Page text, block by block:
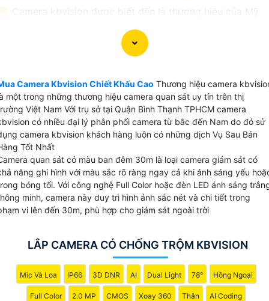
Camera kbvision được biết đến là thương hiệu của Mỹ
IP, camera wifi với thương hiệu kbone và camera
analog thông thường là HD CVI với chất lượng hình ảnh
dự án nhà nước do tính bảo mật cao dễ dàng tích
nhiều hệ thống.
Camera Kbvision Sản Xuất Ở Đâu
phẩm được sản xuất và nhập khẩu nguyên chiết từ Trung Quốc có nguồn
rõ ràng
Giá Camera Kbvision Như Thế Nào
Nguyễn Xí, P.26, Q. Bình Thạnh,TP. HCM
Thông tin về camera kbvision
Camera Kbvision Chiết Khấu Cao Thương hiệu camera
một trong những thương hiệu camera quan sát uy tín trên thị
Việt Nam Với trụ sở tại Quận Bình Thạnh TPHCM camera
có nhiều đại lý phân phối camera từ bắc đến Nam do đó sử
camera kbvision khách hàng luôn có những dịch Vụ Sau Bán
Tốt Nhất
quan sát có màu ban đêm 30m là loại camera giám sát có
năng ghi hình với màu sắc rõ ràng ngay cả khi ánh sáng yếu
bóng tối. Với công nghệ Full Color hoặc đèn LED ánh sáng
minh, camera này duy trì hình ảnh sắc nét và chi tiết trong
vi lên đến 30m, phù hợp cho giám sát ngoài trời
LẮP CAMERA CÓ CHỐNG TRỘM KBVISION
Mic Và Loa IP66 3D DNR AI Dual Light 78° Hồng Ngoại
Full Color 2.0 MP CMOS Xoay 360 Thân AI Coding